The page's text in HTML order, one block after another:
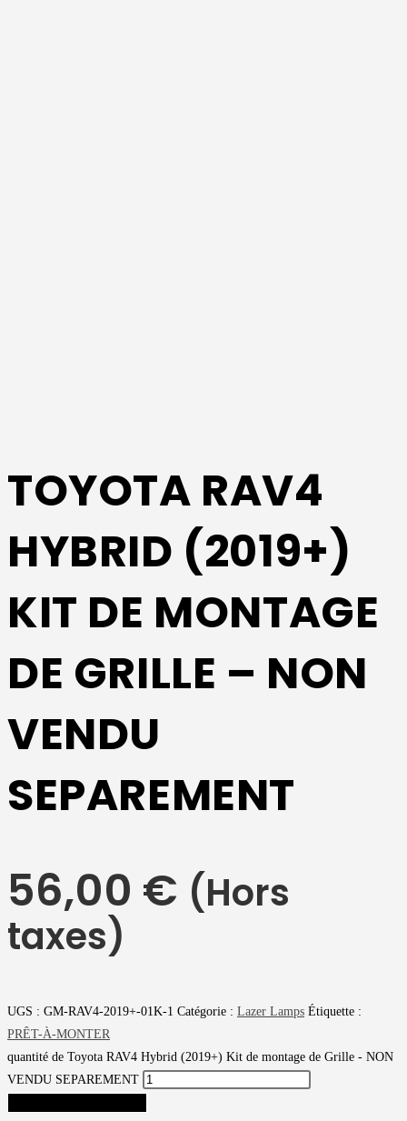
TOYOTA RAV4
HYBRID (2019+)
KIT DE MONTAGE
DE GRILLE – NON
VENDU
SEPAREMENT
56,00 € (Hors
taxes)
UGS : GM-RAV4-2019+-01K-1 Catégorie : Lazer Lamps Étiquette :
PRÊT-À-MONTER
quantité de Toyota RAV4 Hybrid (2019+) Kit de montage de Grille - NON
VENDU SEPAREMENT